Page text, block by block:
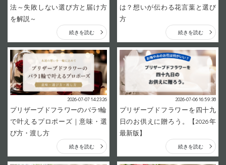
法～失敗しない選び方と届け方
を解説～
続きを読む
は？想いが伝わる花言葉と選び
方
続きを読む
2026-07-07 14:23:26
プリザーブドフラワーのバラ1輪
で叶えるプロポーズ｜意味・選
び方・渡し方
続きを読む
2026-07-06 16:59:38
プリザーブドフラワーを四十九
日のお供えに贈ろう。【2026年
最新版】
続きを読む